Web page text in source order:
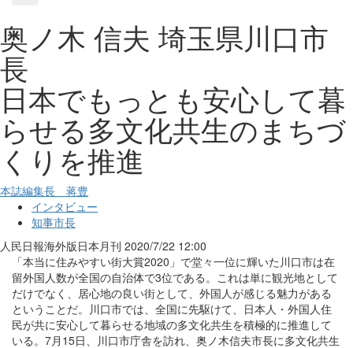
奥ノ木 信夫 埼玉県川口市
長
日本でもっとも安心して暮
らせる多文化共生のまちづ
くりを推進
本誌編集長 蒋豊
インタビュー
知事市長
人民日報海外版日本月刊 2020/7/22 12:00
「本当に住みやすい街大賞2020」で堂々一位に輝いた川口市は在
留外国人数が全国の自治体で3位である。これは単に観光地として
だけでなく、居心地の良い街として、外国人が感じる魅力がある
ということだ。川口市では、全国に先駆けて、日本人 ・ 外国人住
民が共に安心して暮らせる地域の多文化共生を積極的に推進して
いる。7月15日、川口市庁舎を訪れ、奥ノ木信夫市長に多文化共生